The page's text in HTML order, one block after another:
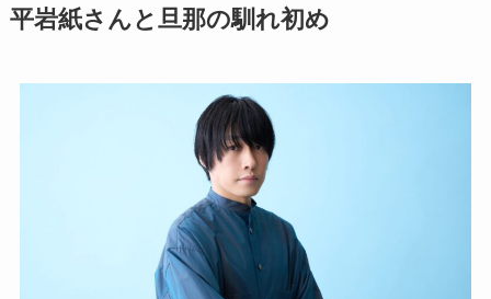
平岩紙さんと旦那の馴れ初め